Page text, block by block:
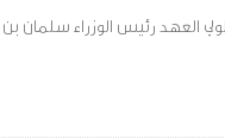
العهد رئيس الوزراء سلمان بن